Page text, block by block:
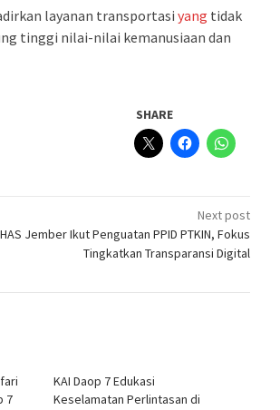
layanan transportasiyang tidak
tinggi nilai-nilai kemanusiaan dan
SHARE
Next post
Jember Ikut Penguatan PPID PTKIN, Fokus
Tingkatkan Transparansi Digital
7
KAI Daop 7 Edukasi
Keselamatan Perlintasan di